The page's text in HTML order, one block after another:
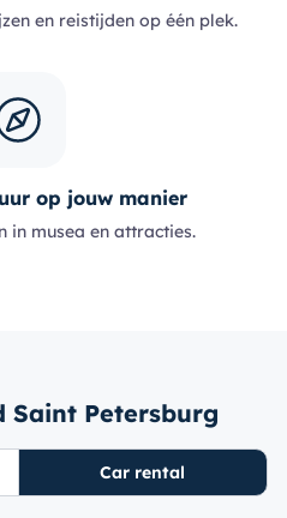
en reistijden op één plek.
op jouw manier
in musea en attracties.
Saint Petersburg
Car rental